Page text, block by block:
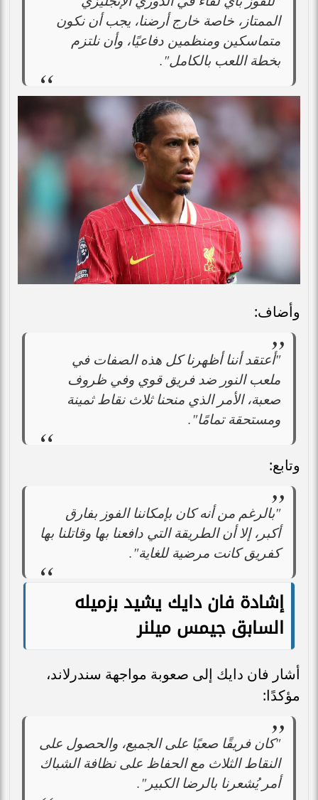
الممتاز، خاصة خارج أرضنا، يجب أن نكون
متماسكين ومنظمين دفاعيًا، وأن نلتزم
بخطة اللعب بالكامل".
وأضاف:
"أعتقد أننا أظهرنا كل هذه الصفات في
ملعب النور ضد فريق قوي وفي ظروف
صعبة، الأمر الذي منحنا ثلاث نقاط ثمينة
ومستحقة تمامًا".
وتابع:
"بالرغم من أنه كان بإمكاننا الفوز بفارق
أكبر، إلا أن الطريقة التي دافعنا بها وقاتلنا بها
كفريق كانت مرضية للغاية".
إشادة فان دايك يشيد بزميله
السابق جيمس ميلنر
أشار فان دايك إلى صعوبة مواجهة سندرلاند،
مؤكدًا:
"كان فريقًا صعبًا على الجميع، والحصول على
النقاط الثلاث مع الحفاظ على نظافة الشباك
أمر يُشعرنا بالرضا الكبير".